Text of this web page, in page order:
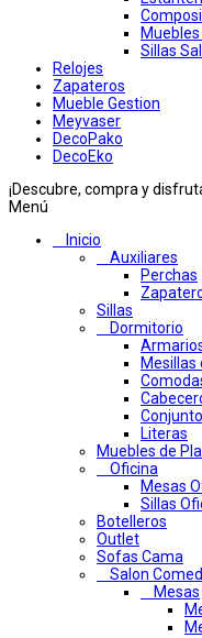
Sillas
Relojes
Zapateros
Mueble Gestion
Meyvaser
DecoPako
DecoEko
¡Descubre, compra y
Menú
Inicio
Auxiliares
Perchas
Sillas
Dormitorio
Mesillas
Literas
Muebles de
Oficina
Mesas
Sillas
Botelleros
Outlet
Sofas Cama
Salon
Mesas